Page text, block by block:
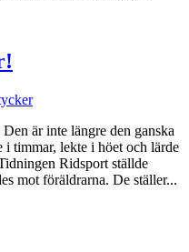
är inte längre den ganska
i timmar, lekte i höet och lärde
Ridsport ställde
mot föräldrarna. De ställer...